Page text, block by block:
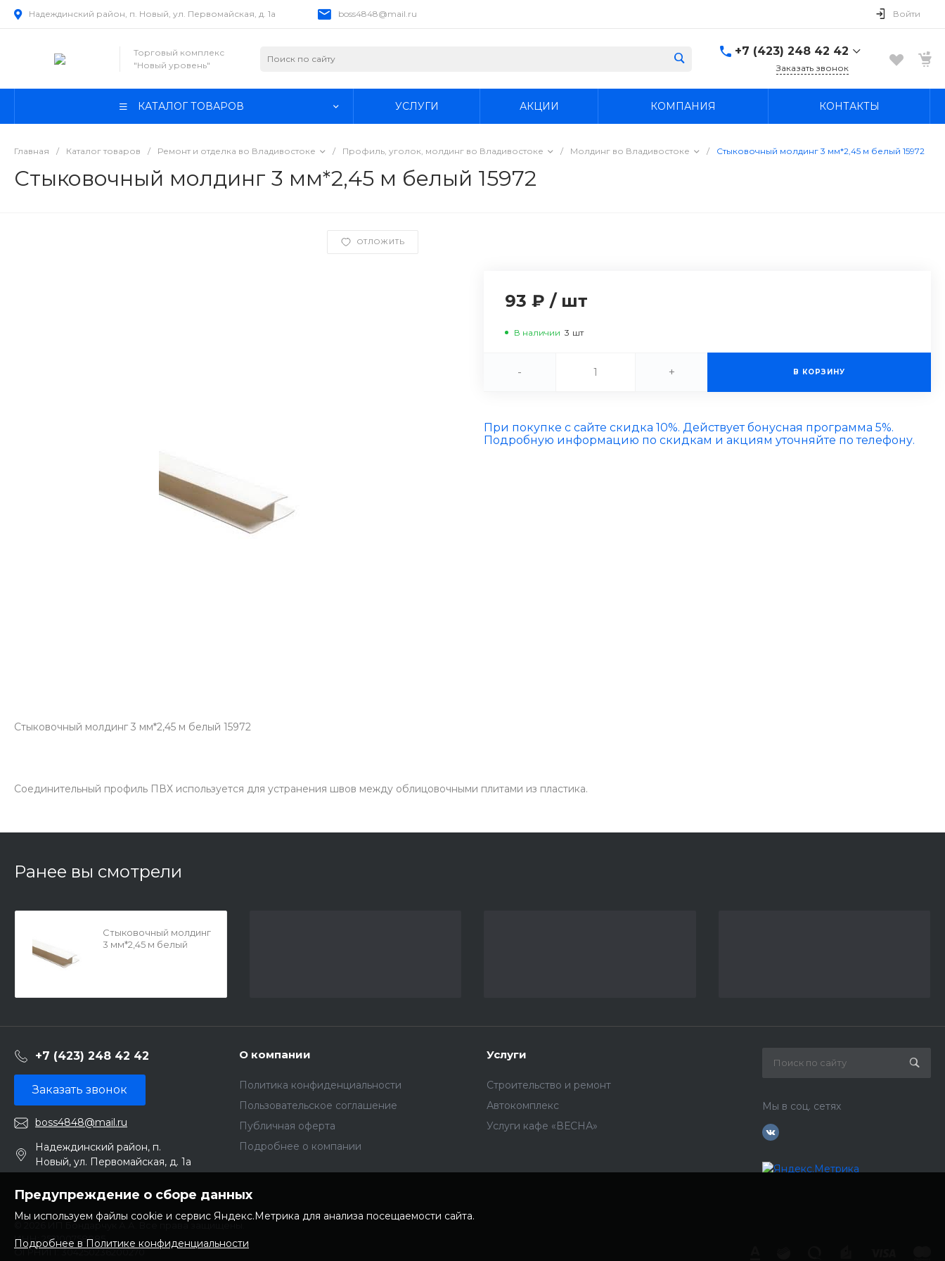
Надеждинский район, п. Новый, ул. Первомайская, д. 1а boss4848@mail.ru Войти
Торговый комплекс
"Новый уровень"
+7 (423) 248 42 42
Надеждинский район, п.
boss4848@mail.ru
Заказать звонок
КАТАЛОГ ТОВАРОВ УСЛУГИ АКЦИИ КОМПАНИЯ КОНТАКТЫ
Главная / Каталог товаров / Ремонт и отделка во Владивостоке / Профиль, уголок, молдинг во Владивостоке / Молдинг во Владивостоке / Стыковочный молдинг 3 мм*2,45 м белый 15972
Стыковочный молдинг 3 мм*2,45 м белый 15972
ОТЛОЖИТЬ
Стыковочный молдинг 3 мм*2,45 м белый 15972
93 ₽ / шт
В наличии 3 шт
- + В КОРЗИНУ
При покупке с сайте скидка 10%. Действует бонусная программа 5%.
Подробную информацию по скидкам и акциям уточняйте по телефону.
Соединительный профиль ПВХ используется для устранения швов между облицовочными плитами из пластика.
Ранее вы смотрели
Стыковочный молдинг
3 мм*2,45 м белый
+7 (423) 248 42 42
Заказать звонок
boss4848@mail.ru
Надеждинский район, п.
Новый, ул. Первомайская, д. 1а
О компании
Политика конфиденциальности
Пользовательское соглашение
Публичная оферта
Подробнее о компании
Услуги
Строительство и ремонт
Автокомплекс
Услуги кафе «ВЕСНА»
Мы в соц. сетях
© 2026 ИП Бондарчук А.А. Все права защищены.
ИНН: 252100758085
ОГРНИП: 304250236200270
Предупреждение о сборе данных
Мы используем файлы cookie и сервис Яндекс.Метрика для анализа посещаемости сайта.
Подробнее в Политике конфиденциальности